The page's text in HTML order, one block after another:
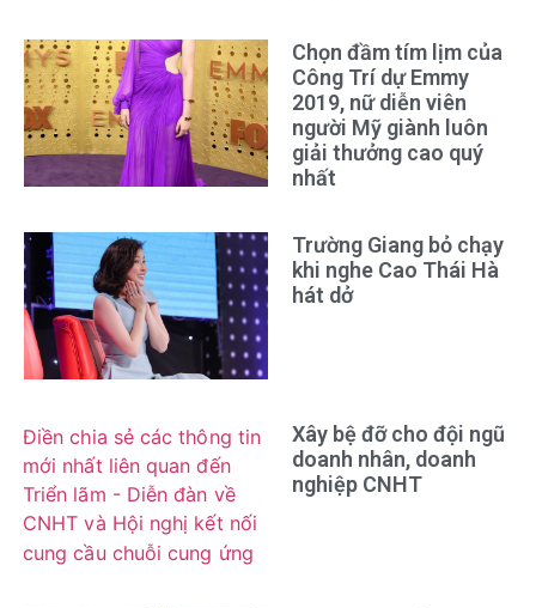
Chọn đầm tím lịm của
Công Trí dự Emmy
2019, nữ diễn viên
người Mỹ giành luôn
giải thưởng cao quý
nhất
Trường Giang bỏ chạy
khi nghe Cao Thái Hà
hát dở
Xây bệ đỡ cho đội ngũ
doanh nhân, doanh
nghiệp CNHT